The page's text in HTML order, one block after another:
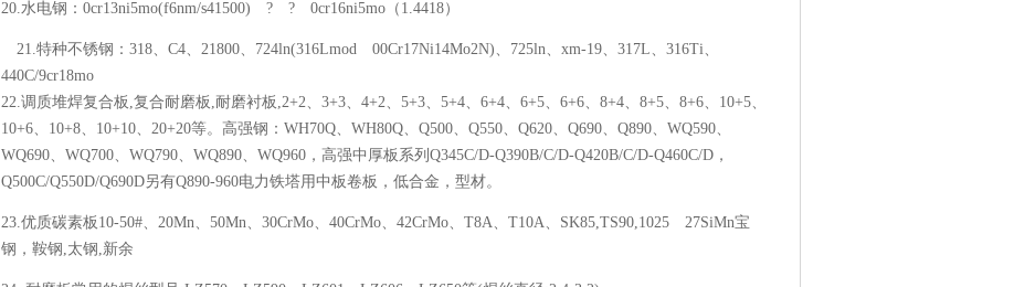
20.水电钢：0cr13ni5mo(f6nm/s41500) ? ? 0cr16ni5mo（1.4418）
21.特种不锈钢：318、C4、21800、724ln(316Lmod 00Cr17Ni14Mo2N)、725ln、xm-19、317L、316Ti、
440C/9cr18mo
22.调质堆焊复合板,复合耐磨板,耐磨衬板,2+2、3+3、4+2、5+3、5+4、6+4、6+5、6+6、8+4、8+5、8+6、10+5、
10+6、10+8、10+10、20+20等。高强钢：WH70Q、WH80Q、Q500、Q550、Q620、Q690、Q890、WQ590、
WQ690、WQ700、WQ790、WQ890、WQ960，高强中厚板系列Q345C/D-Q390B/C/D-Q420B/C/D-Q460C/D，
Q500C/Q550D/Q690D另有Q890-960电力铁塔用中板卷板，低合金，型材。
23.优质碳素板10-50#、20Mn、50Mn、30CrMo、40CrMo、42CrMo、T8A、T10A、SK85,TS90,1025 27SiMn宝
钢，鞍钢,太钢,新余